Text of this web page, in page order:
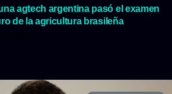
agtech argentina pasó el examen
de la agricultura brasileña